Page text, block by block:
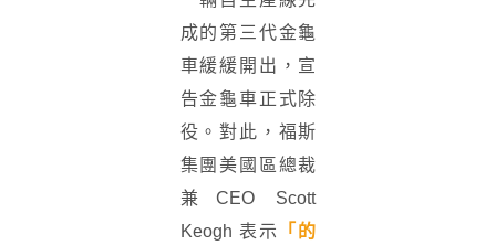
成的第三代金龜
車緩緩開出，宣
告金龜車正式除
役。對此，福斯
集團美國區總裁
兼CEO Scott
Keogh 表示
「的